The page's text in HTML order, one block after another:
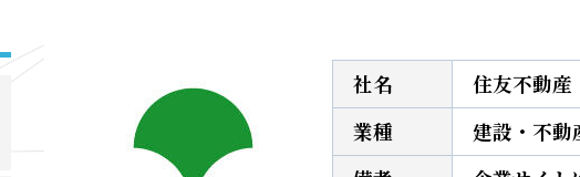
社名
住友不動産
業種
建設・不動